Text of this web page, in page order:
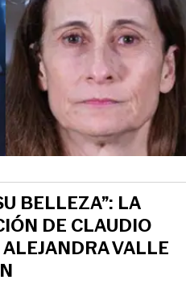
BELLEZA”: LA
DE CLAUDIO
VALLE